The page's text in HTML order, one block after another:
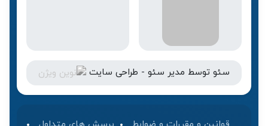
سئو توسط مدیر سئو - طراحی سایت